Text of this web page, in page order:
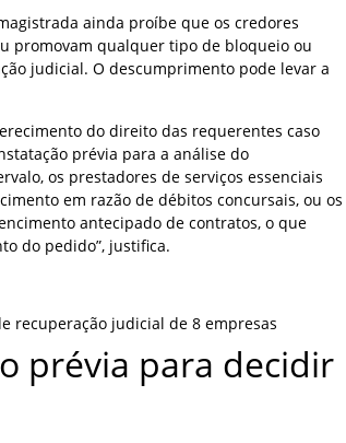
ainda proíbe que os credores
promovam qualquer tipo de bloqueio ou
judicial. O descumprimento pode levar a
do direito das requerentes caso
prévia para a análise do
os prestadores de serviços essenciais
em razão de débitos concursais, ou os
antecipado de contratos, o que
do pedido”, justifica.
recuperação judicial de 8 empresas
prévia para decidir